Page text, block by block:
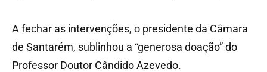
A fechar as intervenções, o presidente da Câmara
de Santarém, sublinhou a “generosa doação” do
Professor Doutor Cândido Azevedo.